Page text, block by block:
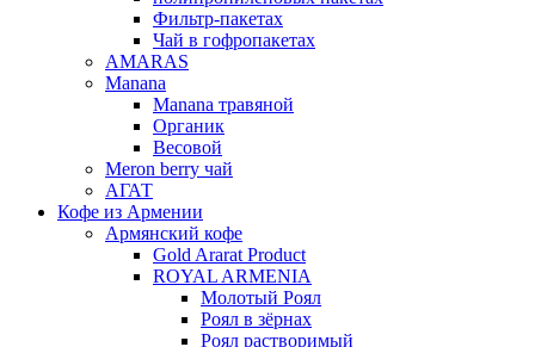
Фильтр-пакетах
Чай в гофропакетах
AMARAS
Manana
Manana травяной
Органик
Весовой
Meron berry чай
АГАТ
Кофе из Армении
Армянский кофе
Gold Ararat Product
ROYAL ARMENIA
Молотый Роял
Роял в зёрнах
Роял растворимый